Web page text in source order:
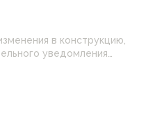
в конструкцию,